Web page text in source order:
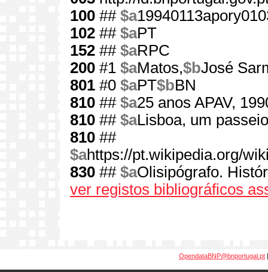
100 ## $a
102 ## $aPT
152 ## $aRPC
200 #1 $aMatos,$bJosé
801 #0 $aPT$bBN
810 ## $a25 anos APAV,
810 ## $aLisboa, um
810 ##
$ahttps://pt.wikipedia.org/
830 ## $aOlisipógrafo.
ver registos bibliográficos
OpendataBNP@bnportugal.pt